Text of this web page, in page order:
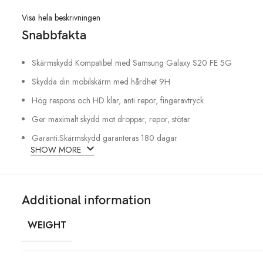
Visa hela beskrivningen
Snabbfakta
Skärmskydd Kompatibel med Samsung Galaxy S20 FE 5G
Skydda din mobilskärm med hårdhet 9H
Hög respons och HD klar, anti repor, fingeravtryck
Ger maximalt skydd mot droppar, repor, stötar
Garanti:Skärmskydd garanteras 180 dagar
SHOW MORE
Additional information
WEIGHT